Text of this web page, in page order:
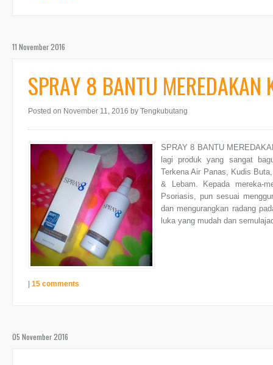
11 November 2016
SPRAY 8 BANTU MEREDAKAN
Posted on November 11, 2016 by Tengkubutang
SPRAY 8 BANTU
lagi produk yang sangat
Terkena Air Panas, Kudis
& Lebam. Kepada mereka-
Psoriasis, pun sesuai
dan mengurangkan radang
luka yang mudah dan
15 comments
05 November 2016